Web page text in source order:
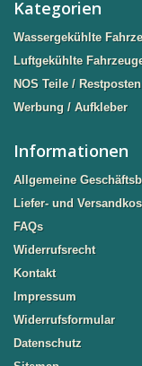
Kategorien
Wassergekühlte
Luftgekühlte
NOS Teile / Restposten
Werbung / Aufkleber
Informationen
Allgemeine
Liefer- und
FAQs
Widerrufsrecht
Kontakt
Impressum
Widerrufsformular
Datenschutz